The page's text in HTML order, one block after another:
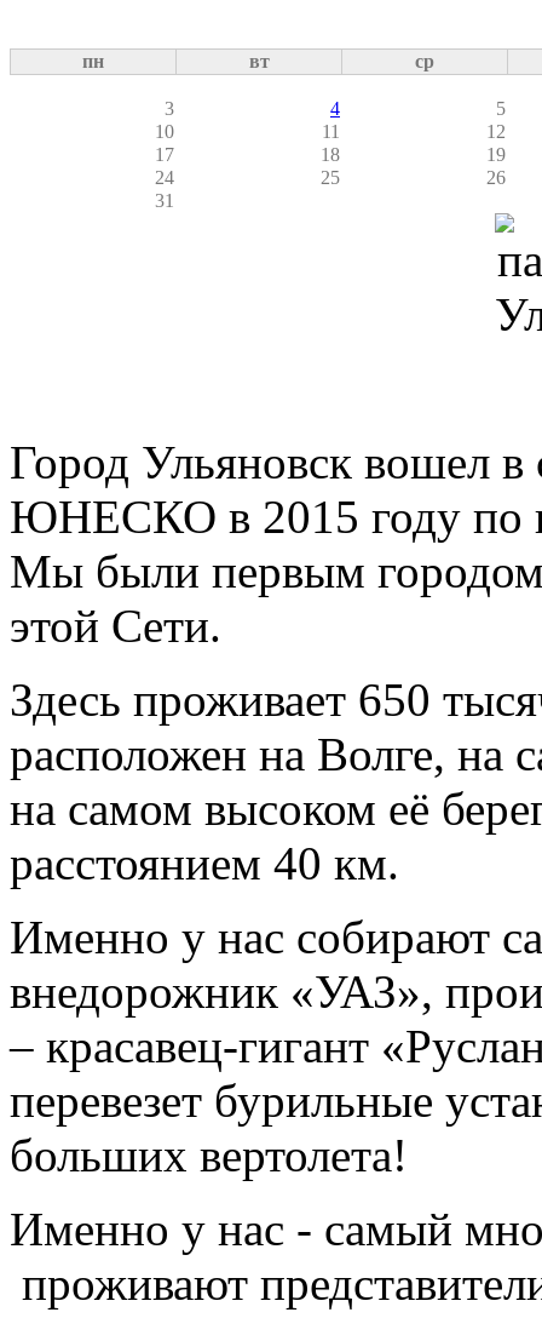
пн вт ср
3 4
5
10
11
12
17
18
19
24
25
26
31
Город Ульяновск вошел в
ЮНЕСКО в 2015 году по
Мы были первым
этой Сети.
Здесь проживает 650
расположен на Волге, на
на самом высоком её
расстоянием 40 км.
Именно у нас собирают
внедорожник «УАЗ»,
– красавец-гигант
перевезет бурильные
больших вертолета!
Именно у нас - самый
проживают